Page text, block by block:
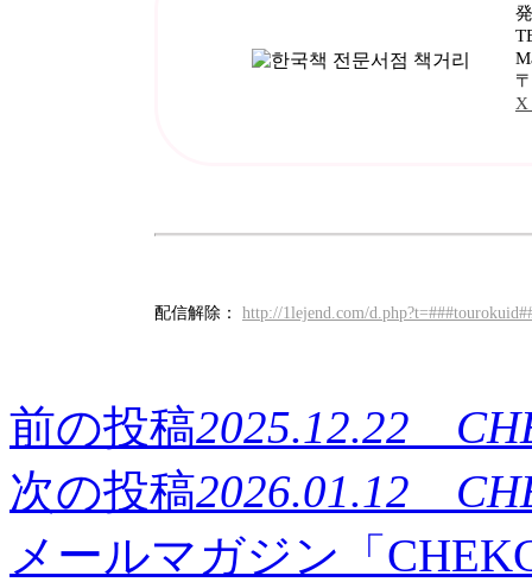
X
配信解除： http://1lejend.com/
前の投稿2025.12.22
次の投稿2026.01.12
メールマガジン「